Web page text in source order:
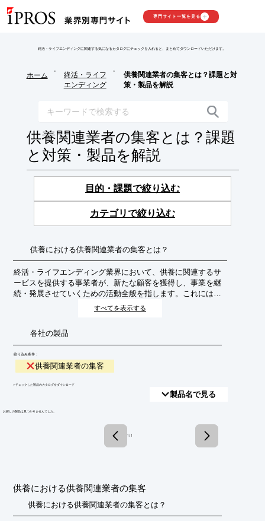
専門サイト一覧を見る
終活・ライフエンディングに関連する気になるカタログにチェックを入れると、まとめてダウンロードいただけます。
ホーム
>
終活・ライフ
エンディング
>
供養関連業者の集客とは？課題と対
策・製品を解説
供養関連業者の集客とは？課題
と対策・製品を解説
目的・課題で絞り込む
カテゴリで絞り込む
供養における供養関連業者の集客とは？
終活・ライフエンディング業界において、供養に関連するサ
ービスを提供する事業者が、新たな顧客を獲得し、事業を継
続・発展させていくための活動全般を指します。これには、
墓石店、霊園・墓地、葬儀社、仏壇・仏具店、納骨堂運営
者、散骨業者などが含まれます。
すべてを表示する
各社の製品
絞り込み条件：
供養関連業者の集客
​▼チェックした製品のカタログをダウンロード
製品名で見る
​お探しの製品は見つかりませんでした。
1 / 1
供養における供養関連業者の集客
供養における供養関連業者の集客とは？